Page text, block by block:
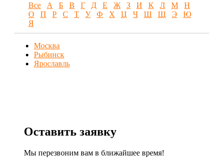
Все А Б В Г Д Е Ж З И К Л М
Н
О
П Р С Т У Ф Х Ц Ч Ш Щ Э
Ю
Я
Москва
Рыбинск
Ярославль
Оставить заявку
Мы перезвоним вам в ближайшее время!